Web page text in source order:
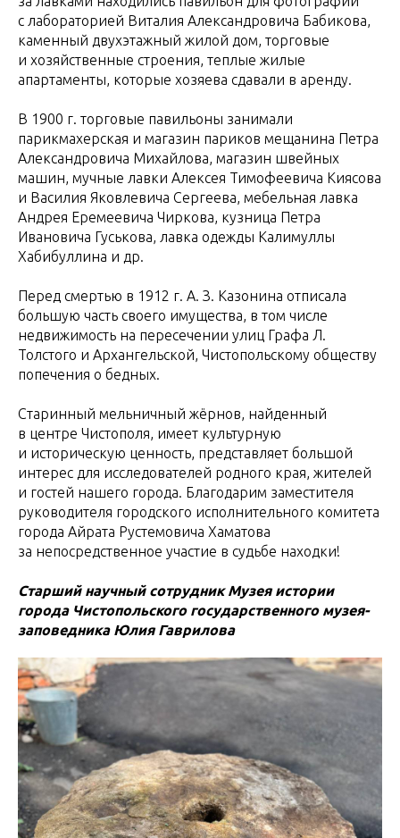
с лабораторией Виталия Александровича Бабикова,
каменный двухэтажный жилой дом, торговые
и хозяйственные строения, теплые жилые
апартаменты, которые хозяева сдавали в аренду.
В 1900 г. торговые павильоны занимали
парикмахерская и магазин париков мещанина Петра
Александровича Михайлова, магазин швейных
машин, мучные лавки Алексея Тимофеевича Киясова
и Василия Яковлевича Сергеева, мебельная лавка
Андрея Еремеевича Чиркова, кузница Петра
Ивановича Гуськова, лавка одежды Калимуллы
Хабибуллина и др.
Перед смертью в 1912 г. А. З. Казонина отписала
большую часть своего имущества, в том числе
недвижимость на пересечении улиц Графа Л.
Толстого и Архангельской, Чистопольскому обществу
попечения о бедных.
Старинный мельничный жёрнов, найденный
в центре Чистополя, имеет культурную
и историческую ценность, представляет большой
интерес для исследователей родного края, жителей
и гостей нашего города. Благодарим заместителя
руководителя городского исполнительного комитета
города Айрата Рустемовича Хаматова
за непосредственное участие в судьбе находки!
Старший научный сотрудник Музея истории
города Чистопольского государственного музея-
заповедника Юлия Гаврилова